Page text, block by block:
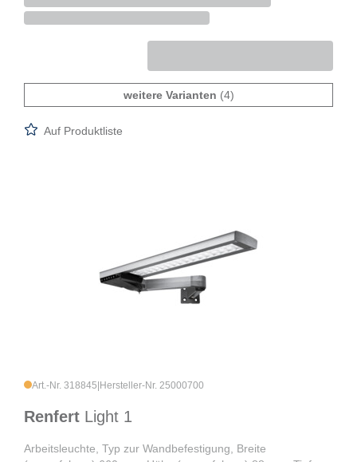
weitere Varianten (4)
Auf Produktliste
Art.-Nr. 318845 Hersteller-Nr. 25000700
Renfert Light 1
Arbeitsleuchte, Typ zur Wandbefestigung, Breite